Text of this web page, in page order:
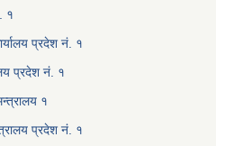
१
प्रदेश नं. १
प्रदेश नं. १
१
प्रदेश नं. १